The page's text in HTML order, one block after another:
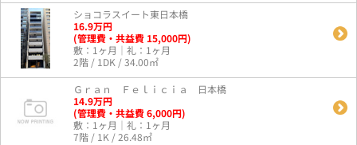
ショコラスイート東日本橋
16.9万円
(管理費・共益費 15,000円)
敷：1ヶ月｜礼：1ヶ月
2階 / 1DK / 34.00㎡
Ｇｒａｎ Ｆｅｌｉｃｉａ 日本橋
14.9万円
(管理費・共益費 6,000円)
敷：1ヶ月｜礼：1ヶ月
7階 / 1K / 26.48㎡